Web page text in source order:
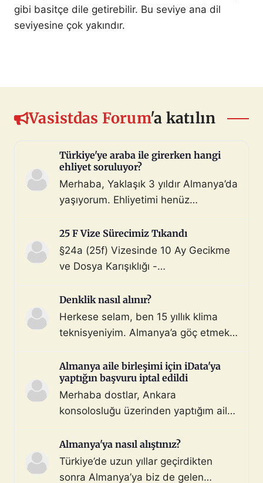
gibi basitçe dile getirebilir. Bu seviye ana dil
seviyesine çok yakındır.
Vasistdas Forum'a katılın
Türkiye'ye araba ile girerken hangi
ehliyet soruluyor?
Merhaba, Yaklaşık 3 yıldır Almanya’da
yaşıyorum. Ehliyetimi henüz
çoktan halletmem gerekiyordu ama
maalesef yapmadım). Diyelim ki bir
araç satın aldım ve gerekli tüm
ehliyeti olan biri aracı kullanarak beni
Türkiye sınır […]
25 F Vize Sürecimiz Tıkandı
§24a (25f) Vizesinde 10 Ay Gecikme
ve Dosya Karışıklığı -
Merhaba, §24a BeschV (Profesyonel
Sürücü) vize sürecimizde 10 ayı
geride bıraktık ve çıkmaza girdik.
Özeti: Başvuru: 29.08.2025 (İstanbul
iDATA - Aile dahil). Dosyada […]
Denklik nasıl alınır?
Herkese selam, ben 15 yıllık klima
teknisyeniyim. Almanya’a göç etmek
topladım ve yeminli almanca tercüme
ettim. Bu konuda ya da iş bulma
konusunda destek ve önerilerinizi
bekliyorum. 3 gönderi - 3 katılımcı
Almanya aile birleşimi için iData'ya
yaptığın başvuru iptal edildi
Merhaba dostlar, Ankara
konsolosluğu üzerinden yaptığım aile
gösterilmeden iptal edildi. Yaklaşık 13
aydır randevu gün atamasını
bekliyordum. Geçen gün adam olmuş
Almanya'ya nasıl alıştınız?
Türkiye’de uzun yıllar geçirdikten
sonra Almanya’ya biz de gelen